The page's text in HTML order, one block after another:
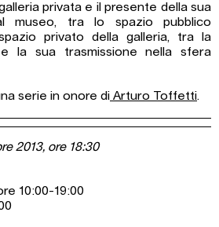
privata e il presente della sua
museo, tra lo spazio pubblico
privato della galleria, tra la
e la sua trasmissione nella sfera
serie in onore di Arturo Toffetti.
2013, ore 18:30
10:00-19:00